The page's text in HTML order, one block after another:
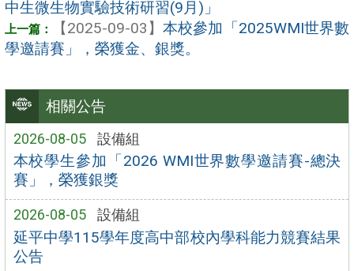
相關公告
2026-08-05 設備組
本校學生參加「2026 WMI世界數學邀請賽-總決
賽」，榮獲銀獎
2026-08-05 設備組
延平中學115學年度高中部校內學科能力競賽結果
公告
中生微生物實驗技術研習(9月)」
【2025-09-03】 本校參加「2025WMI世界數
學邀請賽」，榮獲金、銀獎。